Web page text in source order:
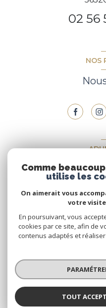
02 56
NOS
Nous
© 2026 |
Nos honoraires
Comme
utilise les
On aimerait vous
votre
En poursuivant, vous
cookies par ce site, afin de
contenus adaptés et
TOUT